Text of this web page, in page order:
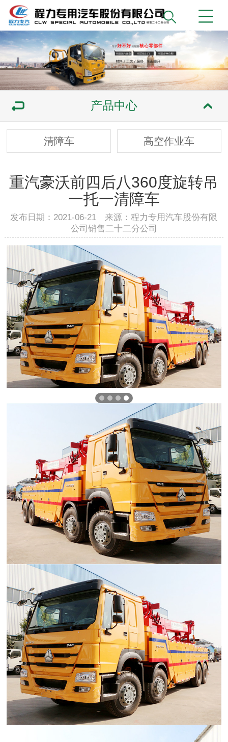
产品中心
清障车 高空作业车
重汽豪沃前四后八360度旋转吊
一托一清障车
发布日期：2021-06-21 来源：程力专用汽车股份有限
公司销售二十二分公司